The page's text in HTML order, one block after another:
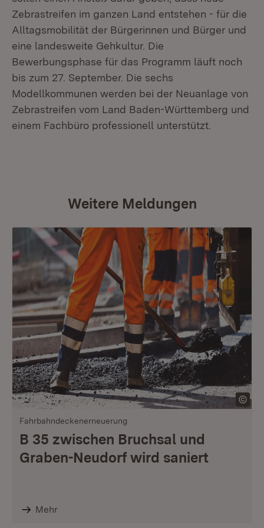
Zebrastreifen im ganzen Land entstehen - für die
Alltagsmobilität der Bürgerinnen und Bürger und
eine landesweite Gehkultur. Die
Bewerbungsphase für das Programm läuft noch
bis zum 27. September. Die sechs
Modellkommunen werden bei der Neuanlage von
Zebrastreifen vom Land Baden-Württemberg und
einem Fachbüro professionell unterstützt.
Weitere Meldungen
Fahrbahndeckenerneuerung
B 35 zwischen Bruchsal und
Graben-Neudorf wird saniert
Mehr